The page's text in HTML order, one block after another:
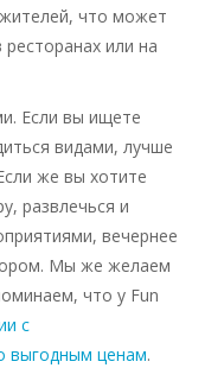
что может
или на
Если вы ищете
видами, лучше
же вы хотите
развлечься и
вечернее
Мы же желаем
что у Fun
с
выгодным ценам.